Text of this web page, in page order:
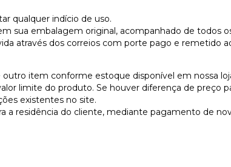
qualquer indício de uso.
sua embalagem original, acompanhado de todos
através dos correios com porte pago e remetido
outro item conforme estoque disponível em nossa
limite do produto. Se houver diferença de preço
existentes no site.
a residência do cliente, mediante pagamento de